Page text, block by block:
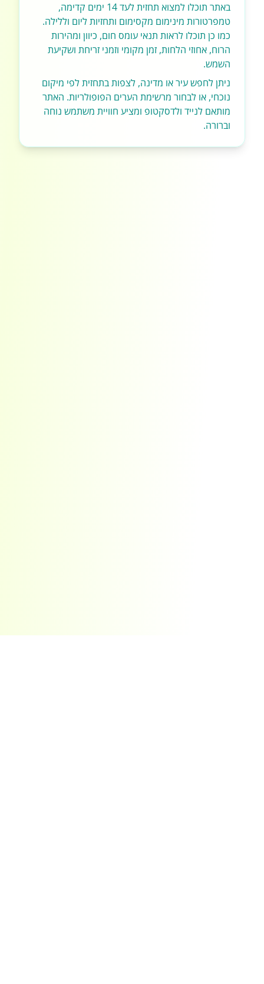
באתר תוכלו למצוא תחזית לעד 14 ימים קדימה,
טמפרטורות מינימום מקסימום ותחזיות ליום וללילה.
כמו כן תוכלו לראות תנאי עומס חום, כיוון ומהירות
הרוח, אחוזי הלחות, זמן מקומי וזמני זריחת ושקיעת
השמש.
ניתן לחפש עיר או מדינה, לצפות בתחזית לפי מיקום
נוכחי, או לבחור מרשימת הערים הפופולריות. האתר
מותאם לנייד ולדסקטופ ומציע חוויית משתמש נוחה
וברורה.